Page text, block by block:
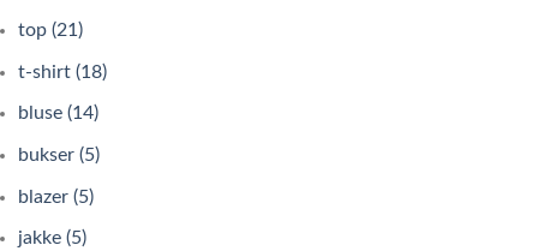
top (21)
t-shirt (18)
bluse (14)
bukser (5)
blazer (5)
jakke (5)